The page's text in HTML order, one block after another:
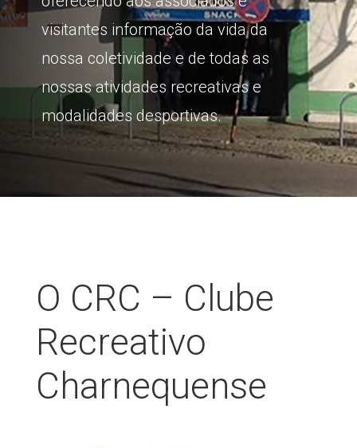
visitantes informação da vida da
nossa coletividade e de todas as
nossas atividades recreativas e
modalidades desportivas.
O CRC – Clube
Recreativo
Charnequense